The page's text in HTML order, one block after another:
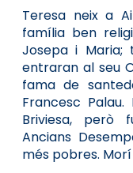
Teresa neix a
família ben
Josepa i Maria;
entraran al seu
fama de
Francesc
Briviesa, però
Ancians
més pobres. Morí